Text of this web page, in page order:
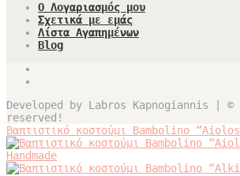
Ο Λογαριασμός μου
Σχετικά με εμάς
Λίστα Αγαπημένων
Blog
Developed by Labros Kapnogiannis |
reserved!
Βαπτιστικό κοστούμι Bambolino